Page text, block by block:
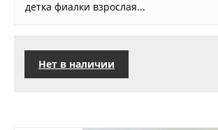
детка фиалки взрослая...
Нет в наличии